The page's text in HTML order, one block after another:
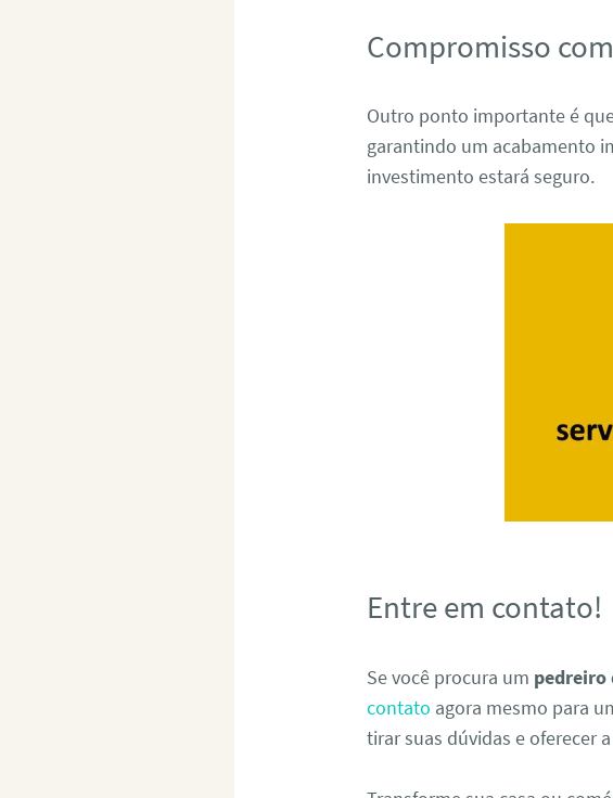
Compromisso
Outro ponto importante é
garantindo um acabamento
investimento estará seguro.
Entre em contato!
Se você procura um pedreiro
contato agora mesmo para
tirar suas dúvidas e oferecer